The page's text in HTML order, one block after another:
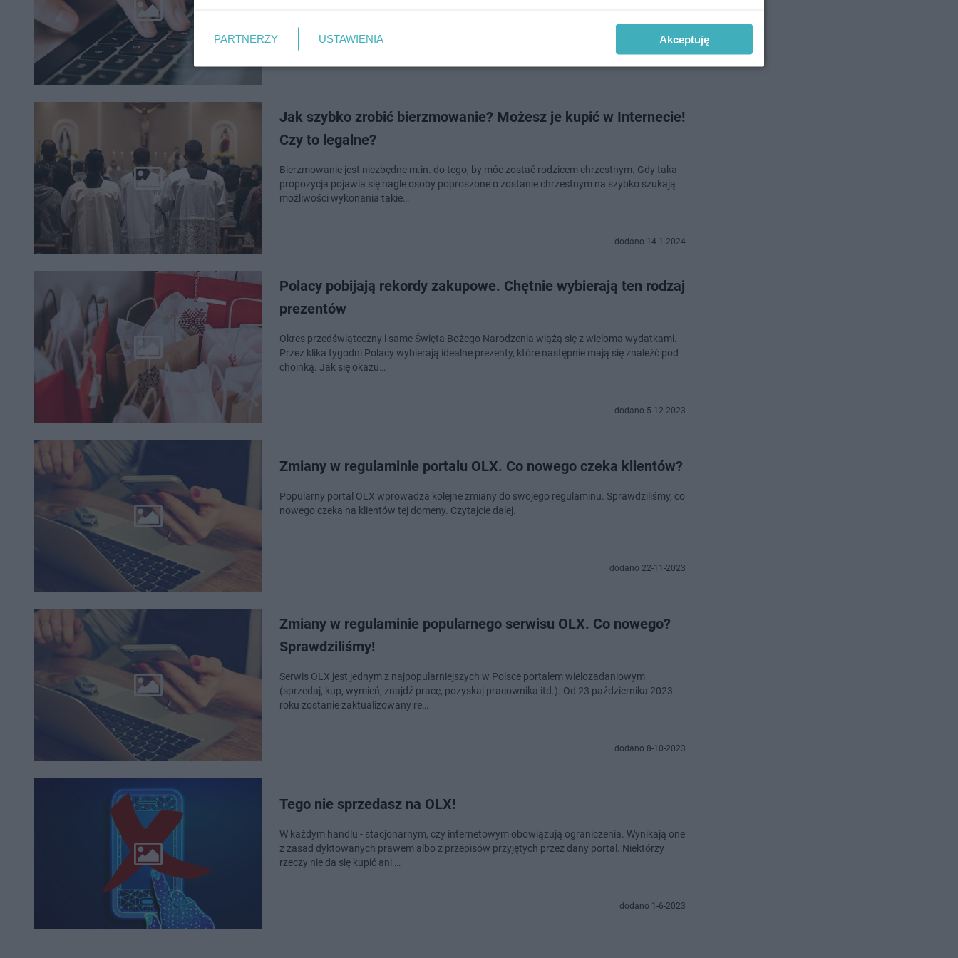
Jak szybko zrobić bierzmowanie? Możesz je kupić w Internecie!
Czy to legalne?
Bierzmowanie jest niezbędne m.in. do tego, by móc zostać rodzicem chrzestnym. Gdy taka
propozycja pojawia się nagle osoby poproszone o zostanie chrzestnym na szybko szukają
możliwości wykonania takie…
dodano 14-1-2024
Polacy pobijają rekordy zakupowe. Chętnie wybierają ten rodzaj
prezentów
Okres przedświąteczny i same Święta Bożego Narodzenia wiążą się z wieloma wydatkami.
Przez klika tygodni Polacy wybierają idealne prezenty, które następnie mają się znaleźć pod
choinką. Jak się okazu…
dodano 5-12-2023
Zmiany w regulaminie portalu OLX. Co nowego czeka klientów?
Popularny portal OLX wprowadza kolejne zmiany do swojego regulaminu. Sprawdziliśmy, co
nowego czeka na klientów tej domeny. Czytajcie dalej.
dodano 22-11-2023
Zmiany w regulaminie popularnego serwisu OLX. Co nowego?
Sprawdziliśmy!
Serwis OLX jest jednym z najpopularniejszych w Polsce portalem wielozadaniowym
(sprzedaj, kup, wymień, znajdź pracę, pozyskaj pracownika itd.). Od 23 października 2023
roku zostanie zaktualizowany re…
dodano 8-10-2023
Tego nie sprzedasz na OLX!
W każdym handlu - stacjonarnym, czy internetowym obowiązują ograniczenia. Wynikają one
z zasad dyktowanych prawem albo z przepisów przyjętych przez dany portal. Niektórzy
rzeczy nie da się kupić ani …
dodano 1-6-2023
PARTNERZY USTAWIENIA Akceptuję